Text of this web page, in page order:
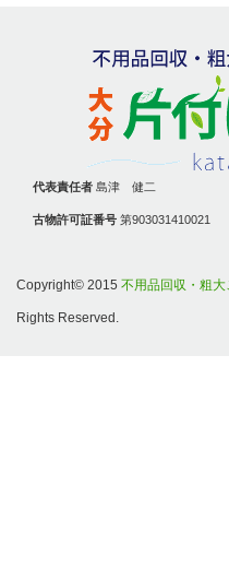
代表責任者 島津 健二
古物許可証番号 第903031410021
Copyright© 2015 不用品回収・粗
Rights Reserved.